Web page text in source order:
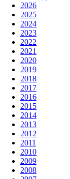
2026
2025
2024
2023
2022
2021
2020
2019
2018
2017
2016
2015
2014
2013
2012
2011
2010
2009
2008